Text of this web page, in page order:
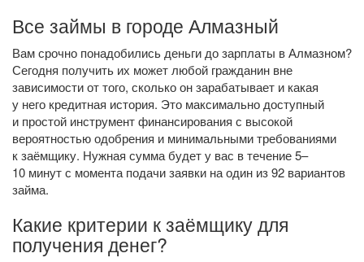
Все займы в городе Алмазный
Вам срочно понадобились деньги до зарплаты в Алмазном?
Сегодня получить их может любой гражданин вне
зависимости от того, сколько он зарабатывает и какая
у него кредитная история. Это максимально доступный
и простой инструмент финансирования с высокой
вероятностью одобрения и минимальными требованиями
к заёмщику. Нужная сумма будет у вас в течение 5–
10 минут с момента подачи заявки на один из 92 вариантов
займа.
Какие критерии к заёмщику для
получения денег?